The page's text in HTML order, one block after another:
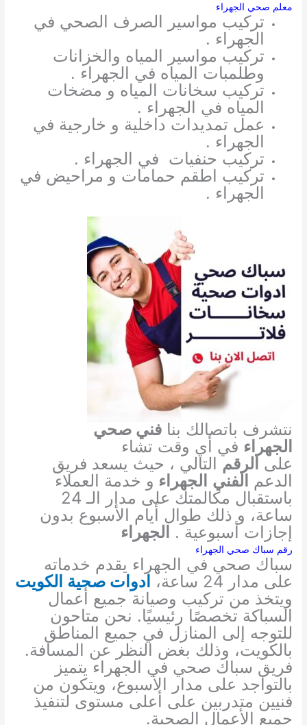
معلم صحي الجهراء
تركيب مواسير الصرف الصحي في
الجهراء .
تركيب مواسير المياه والخزانات
وطلمبات المياه في الجهراء .
تركيب سخانات المياه و مضخات
المياه في الجهراء .
عمل تمديدات داخلية و خارجية في
الجهراء .
تركيب حنفيات في الجهراء .
تركيب اطقم حمامات و مراحيض في
الجهراء .
نتشرف باتصالك بنافني صحي
الجهراء في أي وقت تشاء
على الرقم التالي ، حيث يسعد فريق
الدعم الفني الجهراء و خدمة العملاء
باستقبال مكالمتك على مدار الـ 24
ساعة، و ذلك طوال أيام الأسبوع بدون
إجازات أسبوعية . الجهراء
رقم سباك صحي الجهراء
سباك صحي في الجهراء يقدم خدماته
على مدار 24 ساعة،
ادوات صحية الكويت
ويتخذ من تركيب وصيانة جميع أعمال
السباكة تخصصًا رئيسيًا. نحن متاحون
للتوجه إلى المنازل في جميع المناطق
بالكويت، وذلك بغض النظر عن المسافة.
فريق سباك صحي في الجهراء يتميز
بالتواجد على مدار الأسبوع، ويتكون من
فنيين متدربين على أعلى مستوى لتنفيذ
جميع الأعمال الصحية.